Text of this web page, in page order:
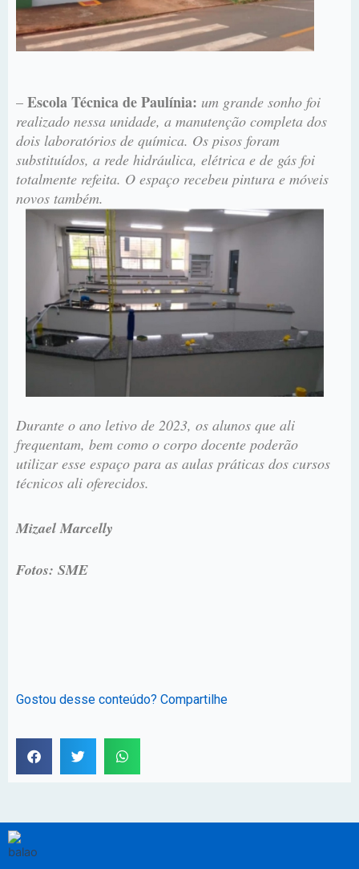
– Escola Técnica de Paulínia: um grande sonho foi
realizado nessa unidade, a manutenção completa dos
dois laboratórios de química. Os pisos foram
substituídos, a rede hidráulica, elétrica e de gás foi
totalmente refeita. O espaço recebeu pintura e móveis
novos também.
Durante o ano letivo de 2023, os alunos que ali
frequentam, bem como o corpo docente poderão
utilizar esse espaço para as aulas práticas dos cursos
técnicos ali oferecidos.
Mizael Marcelly
Fotos: SME
Gostou desse conteúdo? Compartilhe